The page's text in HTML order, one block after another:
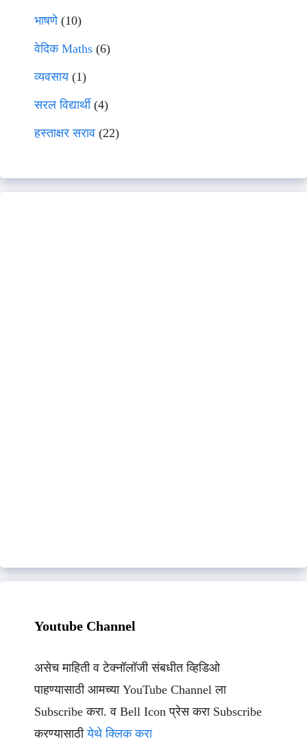
भाषणे(10)
वेदिक Maths (6)
व्यवसाय(1)
सरल विद्यार्थी(4)
हस्ताक्षर सराव (22)
Youtube Channel
असेच माहिती व टेक्नॉलॉजी संबधीत व्हिडिओ
पाहण्यासाठी आमच्या YouTube Channel ला
Subscribe करा. व Bell Icon प्रेस करा Subscribe
करण्यासाठीयेथे क्लिक करा